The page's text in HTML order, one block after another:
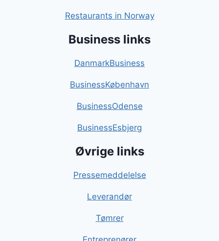
Restaurants in Norway
Business links
DanmarkBusiness
BusinessKøbenhavn
BusinessOdense
BusinessEsbjerg
Øvrige links
Pressemeddelelse
Leverandør
Tømrer